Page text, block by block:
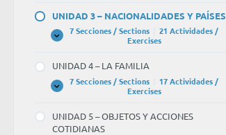
SALUDOS
UNIDAD 3 – NACIONALIDADES Y PAÍSES
Expandir
UNIDAD
NACIONALIDADES
Y
PAÍSES
7 Secciones / Sections
21 Actividades /
Exercises
UNIDAD 4 – LA FAMILIA
Expandir
UNIDAD
LA
FAMILIA
7 Secciones / Sections
17 Actividades /
Exercises
UNIDAD 5 – OBJETOS Y ACCIONES
COTIDIANAS